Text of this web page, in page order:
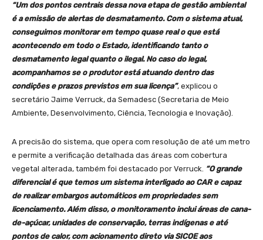
“Um dos pontos centrais dessa nova etapa de gestão ambiental
é a emissão de alertas de desmatamento. Com o sistema atual,
conseguimos monitorar em tempo quase real o que está
acontecendo em todo o Estado, identificando tanto o
desmatamento legal quanto o ilegal. No caso do legal,
acompanhamos se o produtor está atuando dentro das
condições e prazos previstos em sua licença”, explicou o
secretário Jaime Verruck, da Semadesc (Secretaria de Meio
Ambiente, Desenvolvimento, Ciência, Tecnologia e Inovação).
A precisão do sistema, que opera com resolução de até um metro
e permite a verificação detalhada das áreas com cobertura
vegetal alterada, também foi destacado por Verruck. “O grande
diferencial é que temos um sistema interligado ao CAR e capaz
de realizar embargos automáticos em propriedades sem
licenciamento. Além disso, o monitoramento inclui áreas de cana-
de-açúcar, unidades de conservação, terras indígenas e até
pontos de calor, com acionamento direto via SICOE aos